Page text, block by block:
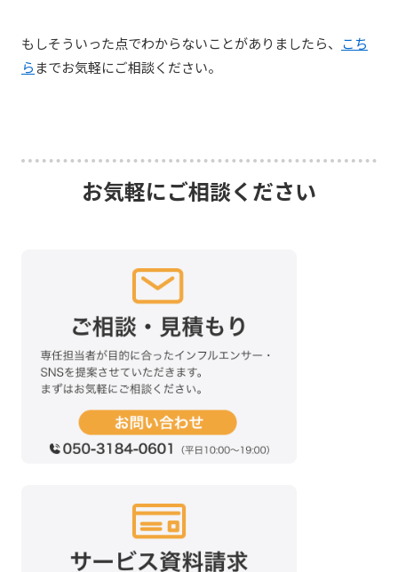
もしそういった点でわからないことがありましたら、 こち
ら までお気軽にご相談ください。
お気軽にご相談ください